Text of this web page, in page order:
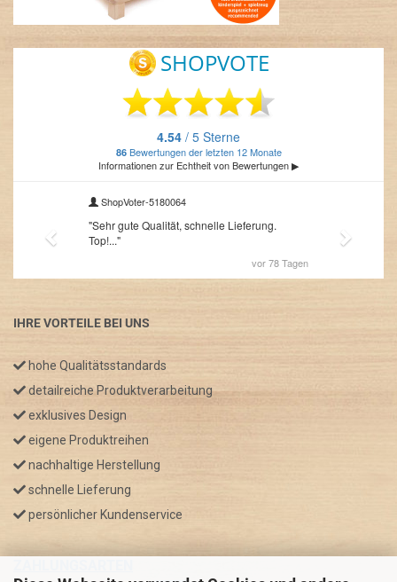
IHRE VORTEILE BEI UNS
hohe Qualitätsstandards
detailreiche Produktverarbeitung
exklusives Design
eigene Produktreihen
nachhaltige Herstellung
schnelle Lieferung
persönlicher Kundenservice